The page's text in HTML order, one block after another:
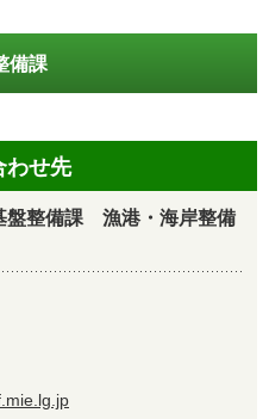
備課
わせ先
整備課 漁港・海岸整備